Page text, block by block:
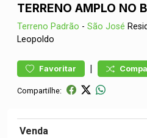
TERRENO AMPLO NO
Terreno Padrão - São José
Leopoldo
Favoritar |
Compartilhe:
Venda